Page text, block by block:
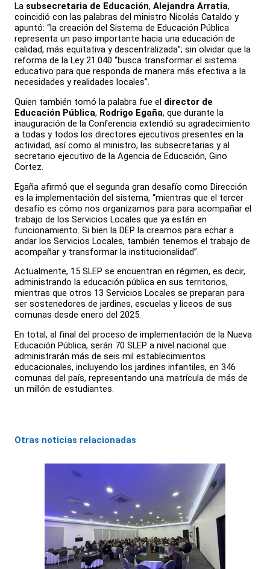
La subsecretaria de Educación, Alejandra Arratia,
coincidió con las palabras del ministro Nicolás Cataldo y
apuntó: “la creación del Sistema de Educación Pública
representa un paso importante hacia una educación de
calidad, más equitativa y descentralizada”; sin olvidar que la
reforma de la Ley 21.040 “busca transformar el sistema
educativo para que responda de manera más efectiva a la
necesidades y realidades locales”.
Quien también tomó la palabra fue el director de
Educación Pública, Rodrigo Egaña, que durante la
inauguración de la Conferencia extendió su agradecimiento
a todas y todos los directores ejecutivos presentes en la
actividad, así como al ministro, las subsecretarias y al
secretario ejecutivo de la Agencia de Educación, Gino
Cortez.
Egaña afirmó que el segunda gran desafío como Dirección
es la implementación del sistema, “mientras que el tercer
desafío es cómo nos organizamos para para acompañar el
trabajo de los Servicios Locales que ya están en
funcionamiento. Si bien la DEP la creamos para echar a
andar los Servicios Locales, también tenemos el trabajo de
acompañar y transformar la institucionalidad”.
Actualmente, 15 SLEP se encuentran en régimen, es decir,
administrando la educación pública en sus territorios,
mientras que otros 13 Servicios Locales se preparan para
ser sostenedores de jardines, escuelas y liceos de sus
comunas desde enero del 2025.
En total, al final del proceso de implementación de la Nueva
Educación Pública, serán 70 SLEP a nivel nacional que
administrarán más de seis mil establecimientos
educacionales, incluyendo los jardines infantiles, en 346
comunas del país, representando una matrícula de más de
un millón de estudiantes.
Otras noticias relacionadas